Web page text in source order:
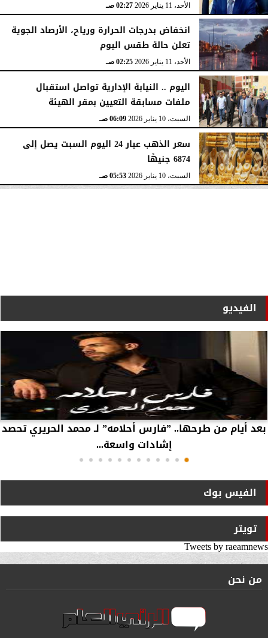
الأحد، 11 يناير 2026 02:27 صـ
انخفاض بدرجات الحرارة ورياح، الأرصاد الجوية
تعلن حالة طقس اليوم
الأحد، 11 يناير 2026 02:25 صـ
اليوم .. النيابة الإدارية تواصل استقبال
ملفات مسابقة التعيين بمقر الهيئة
السبت، 10 يناير 2026 06:09 صـ
سعر الذهب عيار 24 اليوم السبت يصل إلى
6874 جنيهًا
السبت، 10 يناير 2026 05:53 صـ
الفيديو
بعد أيام من طرحها.. ”فارس أحلامه” لـ محمد الحريري تحصد
إشادات واسعة...
الفيس بوك
تويتر
Tweets by raeamnews
من نحن